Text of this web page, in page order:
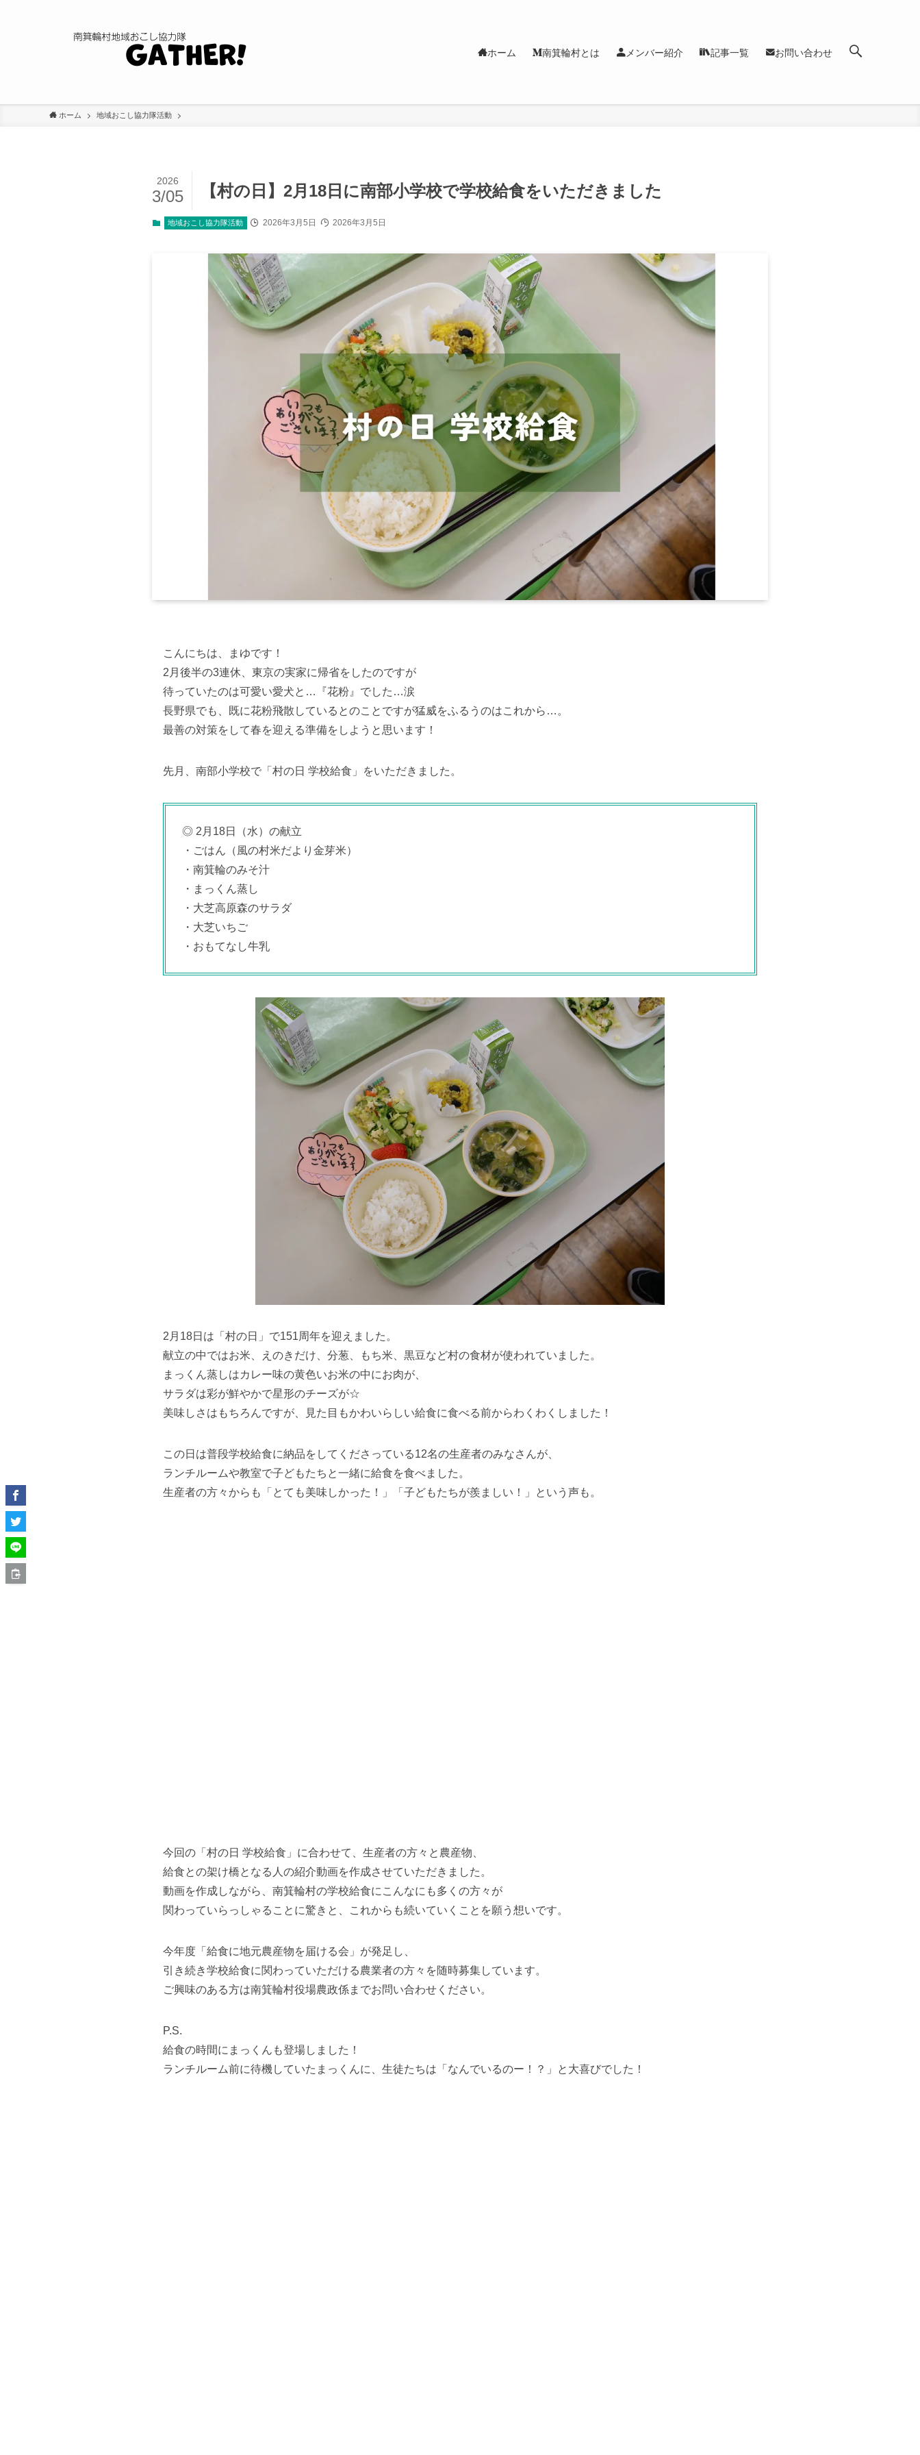
ホーム 南箕輪村とは メンバー紹介 記事一覧 お問い合わせ
ホーム 地域おこし協力隊活動
【村の日】2月18日に南部小学校で学校給食をいただきました
2026
3/05
地域おこし協力隊活動 2026年3月5日 2026年3月5日
こんにちは、まゆです！
2月後半の3連休、東京の実家に帰省をしたのですが
待っていたのは可愛い愛犬と…『花粉』でした…涙
長野県でも、既に花粉飛散しているとのことですが猛威をふるうのはこれから…。
最善の対策をして春を迎える準備をしようと思います！
先月、南部小学校で「村の日 学校給食」をいただきました。
◎ 2月18日（水）の献立
・ごはん（風の村米だより金芽米）
・南箕輪のみそ汁
・まっくん蒸し
・大芝高原森のサラダ
・大芝いちご
・おもてなし牛乳
2月18日は「村の日」で151周年を迎えました。
献立の中ではお米、えのきだけ、分葱、もち米、黒豆など村の食材が使われていました。
まっくん蒸しはカレー味の黄色いお米の中にお肉が、
サラダは彩が鮮やかで星形のチーズが☆
美味しさはもちろんですが、見た目もかわいらしい給食に食べる前からわくわくしました！
この日は普段学校給食に納品をしてくださっている12名の生産者のみなさんが、
ランチルームや教室で子どもたちと一緒に給食を食べました。
生産者の方々からも「とても美味しかった！」「子どもたちが羨ましい！」という声も。
今回の「村の日 学校給食」に合わせて、生産者の方々と農産物、
給食との架け橋となる人の紹介動画を作成させていただきました。
動画を作成しながら、南箕輪村の学校給食にこんなにも多くの方々が
今年度「給食に地元農産物を届ける会」が発足し、
引き続き学校給食に関わっていただける農業者の方々を随時募集しています。